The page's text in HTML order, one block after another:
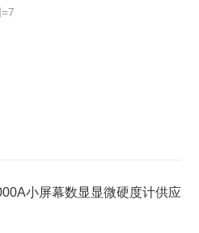
小屏幕数显显微硬度计供应